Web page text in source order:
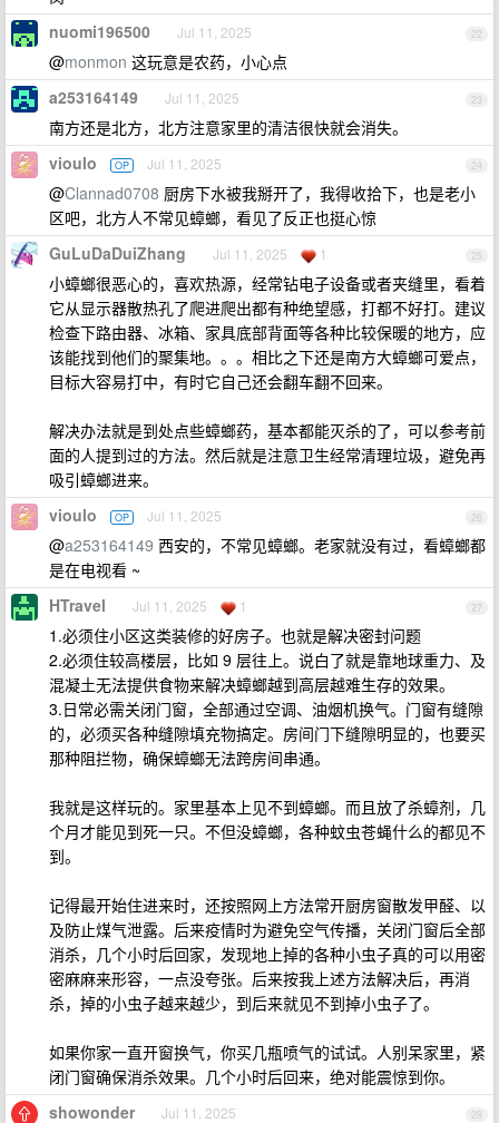
22
nuomi196500 Jul 11, 2025
@monmon 这玩意是农药，小心点
23
a253164149 Jul 11, 2025
南方还是北方，北方注意家里的清洁很快就会消失。
24
vioulo OP Jul 11, 2025
@Clannad0708 厨房下水被我掰开了，我得收拾下，也是老小
区吧，北方人不常见蟑螂，看见了反正也挺心惊
25
GuLuDaDuiZhang Jul 11, 2025 1
小蟑螂很恶心的，喜欢热源，经常钻电子设备或者夹缝里，看着
它从显示器散热孔了爬进爬出都有种绝望感，打都不好打。建议
检查下路由器、冰箱、家具底部背面等各种比较保暖的地方，应
该能找到他们的聚集地。。。相比之下还是南方大蟑螂可爱点，
目标大容易打中，有时它自己还会翻车翻不回来。
解决办法就是到处点些蟑螂药，基本都能灭杀的了，可以参考前
面的人提到过的方法。然后就是注意卫生经常清理垃圾，避免再
吸引蟑螂进来。
26
vioulo OP Jul 11, 2025
@a253164149 西安的，不常见蟑螂。老家就没有过，看蟑螂都
是在电视看 ~
27
HTravel Jul 11, 2025 1
1.必须住小区这类装修的好房子。也就是解决密封问题
2.必须住较高楼层，比如 9 层往上。说白了就是靠地球重力、及
混凝土无法提供食物来解决蟑螂越到高层越难生存的效果。
3.日常必需关闭门窗，全部通过空调、油烟机换气。门窗有缝隙
的，必须买各种缝隙填充物搞定。房间门下缝隙明显的，也要买
那种阻拦物，确保蟑螂无法跨房间串通。
我就是这样玩的。家里基本上见不到蟑螂。而且放了杀蟑剂，几
个月才能见到死一只。不但没蟑螂，各种蚊虫苍蝇什么的都见不
到。
记得最开始住进来时，还按照网上方法常开厨房窗散发甲醛、以
及防止煤气泄露。后来疫情时为避免空气传播，关闭门窗后全部
消杀，几个小时后回家，发现地上掉的各种小虫子真的可以用密
密麻麻来形容，一点没夸张。后来按我上述方法解决后，再消
杀，掉的小虫子越来越少，到后来就见不到掉小虫子了。
如果你家一直开窗换气，你买几瓶喷气的试试。人别呆家里，紧
闭门窗确保消杀效果。几个小时后回来，绝对能震惊到你。
28
showonder Jul 11, 2025